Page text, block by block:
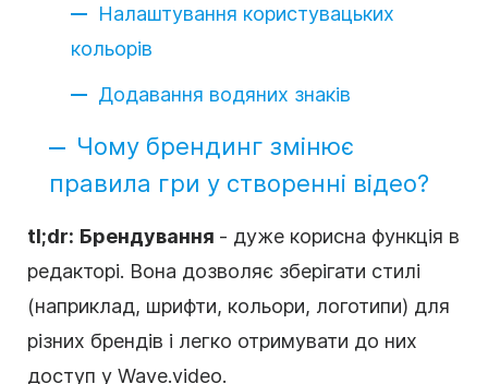
Налаштування користувацьких
кольорів
Додавання водяних знаків
Чому брендинг змінює
правила гри у створенні відео?
tl;dr: Брендування - дуже корисна функція в
редакторі. Вона дозволяє зберігати стилі
(наприклад, шрифти, кольори, логотипи) для
різних брендів і легко отримувати до них
доступ у Wave.video.